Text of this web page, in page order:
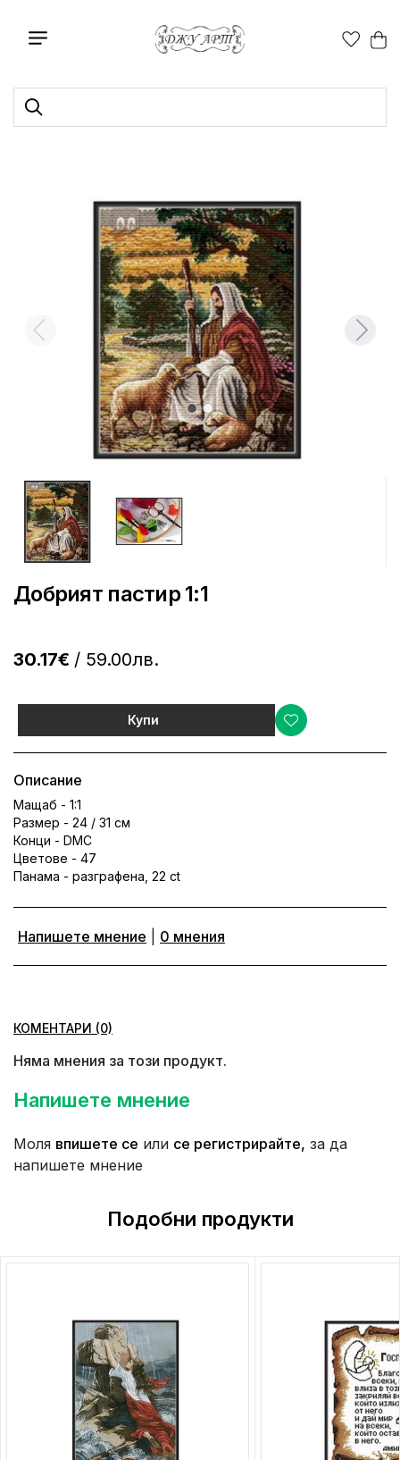
Добрият пастир 1:1
30.17€ / 59.00лв.
Купи
Описание
Мащаб - 1:1
Размер - 24 / 31 см
Конци - DMC
Цветове - 47
Панама - разграфена, 22 ct
Напишете мнение 0 мнения
КОМЕНТАРИ (0)
Няма мнения за този продукт.
Напишете мнение
Моля впишете се или се регистрирайте, за да
напишете мнение
Подобни продукти